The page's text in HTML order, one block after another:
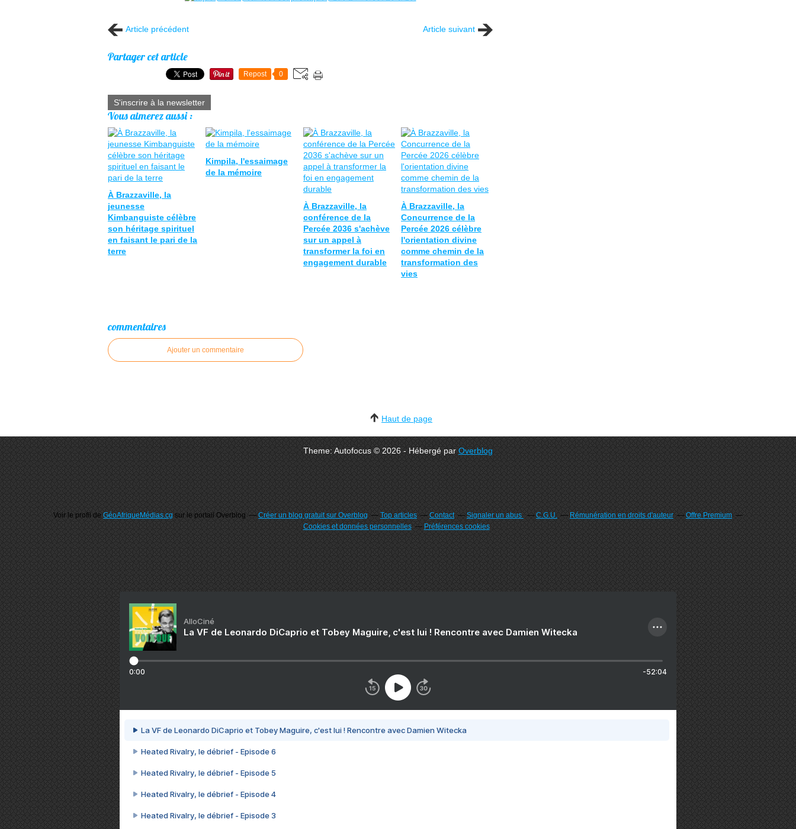
Article précédent Article suivant
Partager cet article
Repost 0
S'inscrire à la newsletter
Vous aimerez aussi :
À Brazzaville, la
jeunesse
Kimbanguiste célèbre
son héritage spirituel
en faisant le pari de la
terre
Kimpila, l'essaimage
de la mémoire
À Brazzaville, la
conférence de la
Percée 2036 s'achève
sur un appel à
transformer la foi en
engagement durable
À Brazzaville, la
Concurrence de la
Percée 2026 célèbre
l'orientation divine
comme chemin de la
transformation des
vies
commentaires
Ajouter un commentaire
Haut de page
Theme: Autofocus © 2026 - Hébergé parOverblog
Voir le profil deGéoAfriqueMédias.cgsur le portail Overblog Créer un blog gratuit sur Overblog Top articles Contact Signaler un abus C.G.U. Rémunération en droits d'auteur
Offre Premium
Cookies et données personnelles
Préférences cookies
AlloCiné
La VF de Leonardo DiCaprio et Tobey Maguire, c'est lui ! Rencontre avec Damien Witecka
0:00 -52:04
La VF de Leonardo DiCaprio et Tobey Maguire, c'est lui ! Rencontre avec Damien Witecka
Heated Rivalry, le débrief - Episode 6
Heated Rivalry, le débrief - Episode 5
Heated Rivalry, le débrief - Episode 4
Heated Rivalry, le débrief - Episode 3